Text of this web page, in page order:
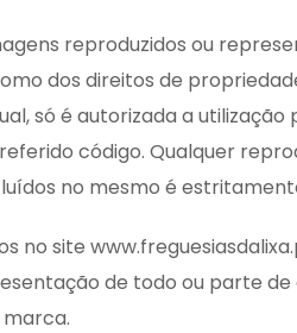
reproduzidos ou
dos direitos de
só é autorizada a utilização
código. Qualquer
no mesmo é
no site
de todo ou parte